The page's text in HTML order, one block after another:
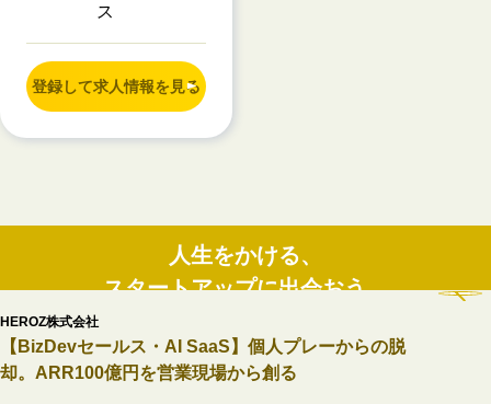
ス
登録して求人情報を見る
人生をかける、
スタートアップに出会おう。
成長性のあるスタートアップ・ベンチャーのみを掲載
新規会員登録（無料）
HEROZ株式会社
【BizDevセールス・AI SaaS】個人プレーからの脱
却。ARR100億円を営業現場から創る